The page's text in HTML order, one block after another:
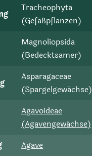
Tracheophyta
(Gefäßpflanzen)
Magnoliopsida
(Bedecktsamer)
Asparagaceae
(Spargelgewächse)
Agavoideae
(Agavengewächse)
Agave